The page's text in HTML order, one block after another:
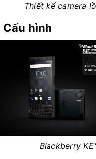
Thiết kế camera
Cấu hình
Blackberry